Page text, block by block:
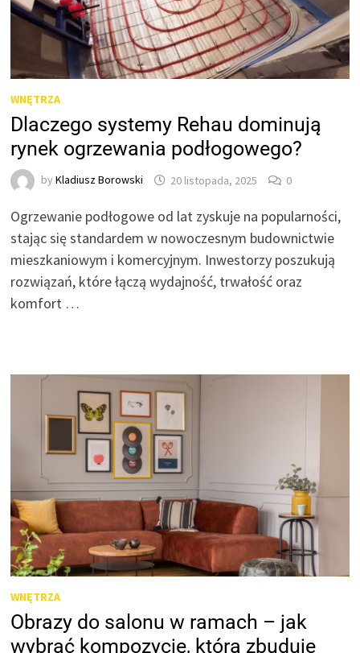
WNĘTRZA
Dlaczego systemy Rehau dominują
rynek ogrzewania podłogowego?
byKladiusz Borowski 20 listopada, 2025 0
Ogrzewanie podłogowe od lat zyskuje na popularności,
stając się standardem w nowoczesnym budownictwie
mieszkaniowym i komercyjnym. Inwestorzy poszukują
rozwiązań, które łączą wydajność, trwałość oraz
komfort …
WNĘTRZA
Obrazy do salonu w ramach – jak
wybrać kompozycję, która zbuduje